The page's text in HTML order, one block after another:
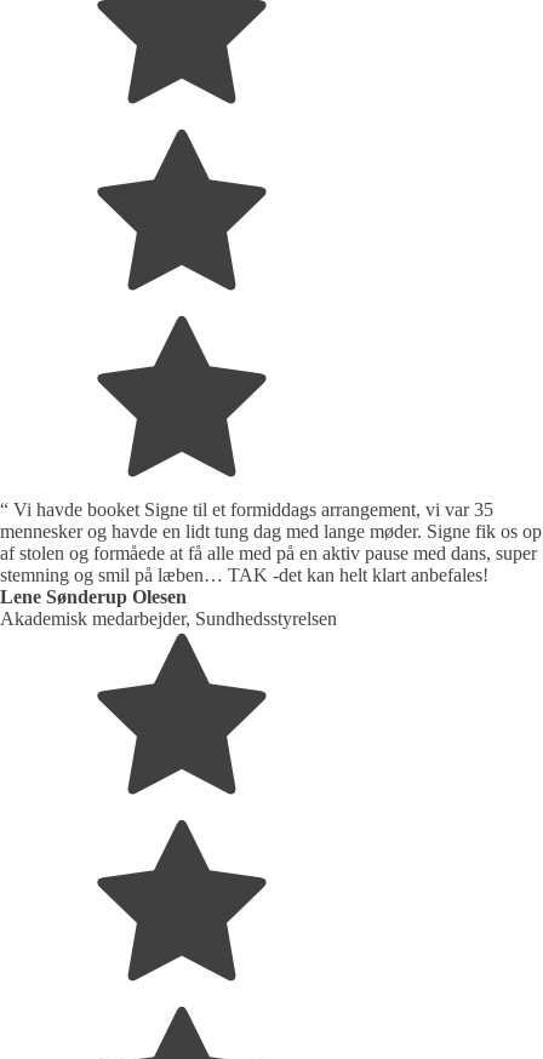
“ Vi havde booket Signe til et formiddags arrangement, vi var 35
mennesker og havde en lidt tung dag med lange møder. Signe fik os op
af stolen og formåede at få alle med på en aktiv pause med dans, super
stemning og smil på læben… TAK -det kan helt klart anbefales!
Lene Sønderup Olesen
Akademisk medarbejder, Sundhedsstyrelsen